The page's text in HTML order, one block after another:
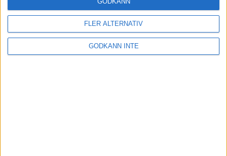
FLER ALTERNATIV
GODKÄNN INTE
Berlin Marathon - ett lopp genom
8 okt 1995• Arkiv• Reseberättelser från